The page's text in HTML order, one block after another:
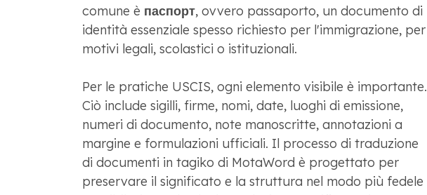
comune è паспорт, ovvero passaporto, un documento di
identità essenziale spesso richiesto per l'immigrazione, per
motivi legali, scolastici o istituzionali.
Per le pratiche USCIS, ogni elemento visibile è importante.
Ciò include sigilli, firme, nomi, date, luoghi di emissione,
numeri di documento, note manoscritte, annotazioni a
margine e formulazioni ufficiali. Il processo di traduzione
di documenti in tagiko di MotaWord è progettato per
preservare il significato e la struttura nel modo più fedele